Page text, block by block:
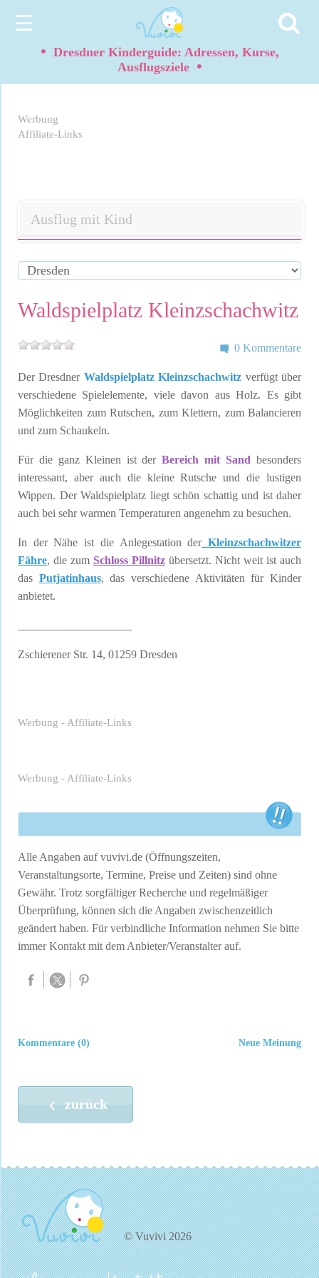
☰
• Dresdner Kinderguide: Adressen, Kurse,
Ausflugsziele •
Werbung
Affiliate-Links
Ausflug mit Kind
Waldspielplatz Kleinzschachwitz
0 Kommentare
Der Dresdner Waldspielplatz Kleinzschachwitz verfügt über
verschiedene Spielelemente, viele davon aus Holz. Es gibt
Möglichkeiten zum Rutschen, zum Klettern, zum Balancieren
und zum Schaukeln.
Für die ganz Kleinen ist derBereich mit Sandbesonders
interessant, aber auch die kleine Rutsche und die lustigen
Wippen. Der Waldspielplatz liegt schön schattig und ist daher
auch bei sehr warmen Temperaturen angenehm zu besuchen.
In der Nähe ist die Anlegestation derKleinzschachwitzer
Fähre, die zum Schloss Pillnitz übersetzt. Nicht weit ist auch
das Putjatinhaus, das verschiedene Aktivitäten für Kinder
anbietet.
Zschierener Str. 14, 01259 Dresden
Werbung - Affiliate-Links
Werbung - Affiliate-Links
Alle Angaben auf vuvivi.de (Öffnungszeiten,
Veranstaltungsorte, Termine, Preise und Zeiten) sind ohne
Gewähr. Trotz sorgfältiger Recherche und regelmäßiger
Überprüfung, können sich die Angaben zwischenzeitlich
geändert haben. Für verbindliche Information nehmen Sie bitte
immer Kontakt mit dem Anbieter/Veranstalter auf.
Neue Meinung
Kommentare (0)
zurück
© Vuvivi 2026